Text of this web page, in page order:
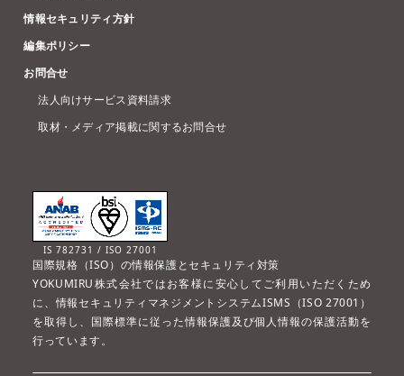
情報セキュリティ方針
編集ポリシー
お問合せ
法人向けサービス資料請求
取材・メディア掲載に関するお問合せ
IS 782731 / ISO 27001
国際規格（ISO）の情報保護とセキュリティ対策
YOKUMIRU株式会社ではお客様に安心してご利用いただくため
に、情報セキュリティマネジメントシステムISMS（ISO 27001）
を取得し、国際標準に従った情報保護及び個人情報の保護活動を
行っています。